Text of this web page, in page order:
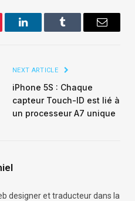
LinkedInTumblr Email
NEXT ARTICLE
iPhone 5S : Chaque
capteur Touch-ID est lié à
un processeur A7 unique
designer et traducteur dans la